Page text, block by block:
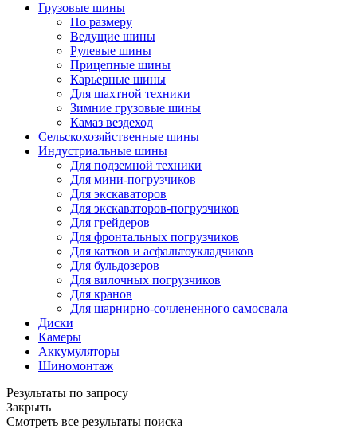
Грузовые шины
По размеру
Ведущие шины
Рулевые шины
Прицепные шины
Карьерные шины
Для шахтной техники
Зимние грузовые шины
Камаз вездеход
Сельскохозяйственные шины
Индустриальные шины
Для подземной техники
Для мини-погрузчиков
Для экскаваторов
Для экскаваторов-погрузчиков
Для грейдеров
Для фронтальных погрузчиков
Для катков и асфальтоукладчиков
Для бульдозеров
Для вилочных погрузчиков
Для кранов
Для шарнирно-сочлененного самосвала
Диски
Камеры
Аккумуляторы
Шиномонтаж
Результаты по запросу
Закрыть
Смотреть все результаты поиска